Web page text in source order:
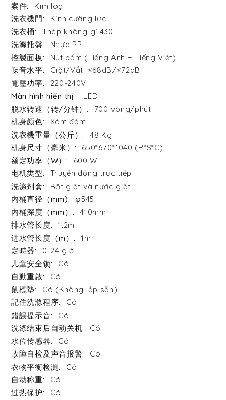
Kim loại
Kính cường lực
Thép không gỉ 430
Nhựa PP
Nút bấm (Tiếng Anh + Tiếng Việt)
Giặt/Vắt: ≤68dB/≤72dB
220-240V
LED
700 vòng/phút
Xám đậm
48 Kg
650*670*1040 (R*S*C)
600 W
Truyền động trực tiếp
Bột giặt và nước giặt
φ545
410mm
1.2m
1m
0-24 giờ
Có
Có
Có (Không lắp sẵn)
Có
Có
Có
Có
Có
Có
Có
Có